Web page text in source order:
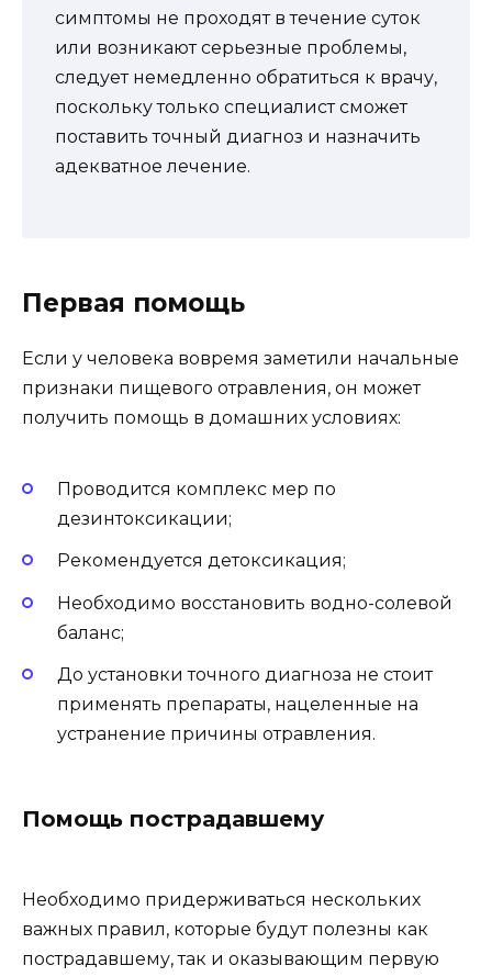
симптомы не проходят в течение суток
или возникают серьезные проблемы,
следует немедленно обратиться к врачу,
поскольку только специалист сможет
поставить точный диагноз и назначить
адекватное лечение.
Первая помощь
Если у человека вовремя заметили начальные
признаки пищевого отравления, он может
получить помощь в домашних условиях:
Проводится комплекс мер по
дезинтоксикации;
Рекомендуется детоксикация;
Необходимо восстановить водно-солевой
баланс;
До установки точного диагноза не стоит
применять препараты, нацеленные на
устранение причины отравления.
Помощь пострадавшему
Необходимо придерживаться нескольких
важных правил, которые будут полезны как
пострадавшему, так и оказывающим первую